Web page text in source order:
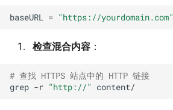
baseURL = "https://yourdomain.com"
检查混合内容 ：
# 查找 HTTPS 站点中的 HTTP 链接
grep -r "http://"